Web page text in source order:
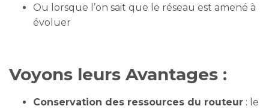
Ou lorsque l’on sait que le réseau est amené à
évoluer
Voyons leurs Avantages :
Conservation des ressources du routeur : le